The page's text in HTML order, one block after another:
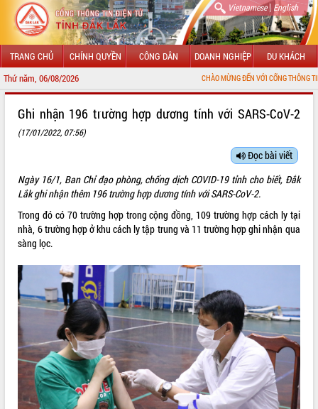
Vietnamese| English
TRANG CHỦ CHÍNH QUYỀN CÔNG DÂN DOANH NGHIỆP DU KHÁCH
Thứ năm, 06/08/2026 CHÀO MỪNG ĐẾN VỚI CỔNG THÔNG TIN ĐIỆN TỬ
LÃNH ĐẠO UBND TỈNH
SỞ, BAN, NGÀNH
UBND CÁC XÃ, PHƯỜNG
THÔNG TIN CHỈ ĐẠO ĐIỀU HÀNH
HỆ THỐNG VĂN BẢN
VĂN BẢN HĐND TỈNH
ĐIỂM TIN VĂN BẢN
QUY HOẠCH - KẾ HOẠCH
Ghi nhận 196 trường hợp dương tính với SARS-CoV-2
(17/01/2022, 07:56)
Đọc bài viết
Ngày 16/1, Ban Chỉ đạo phòng, chống dịch COVID-19 tỉnh cho biết, Đắk
Lắk ghi nhận thêm 196 trường hợp dương tính với SARS-CoV-2.
Trong đó có 70 trường hợp trong cộng đồng, 109 trường hợp cách ly tại
nhà, 6 trường hợp ở khu cách ly tập trung và 11 trường hợp ghi nhận qua
sàng lọc.